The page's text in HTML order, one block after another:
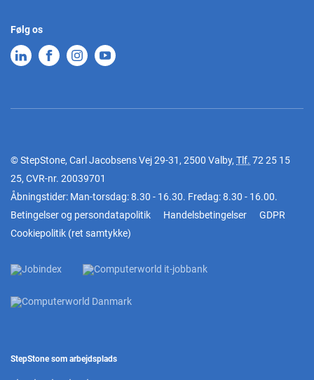
Følg os
© StepStone, Carl Jacobsens Vej 29-31, 2500 Valby, Tlf. 72 25 15
25, CVR-nr. 20039701
Åbningstider: Man-torsdag: 8.30 - 16.30. Fredag: 8.30 - 16.00.
Betingelser og persondatapolitik
Handelsbetingelser
GDPR
Cookiepolitik (ret samtykke)
StepStone som arbejdsplads